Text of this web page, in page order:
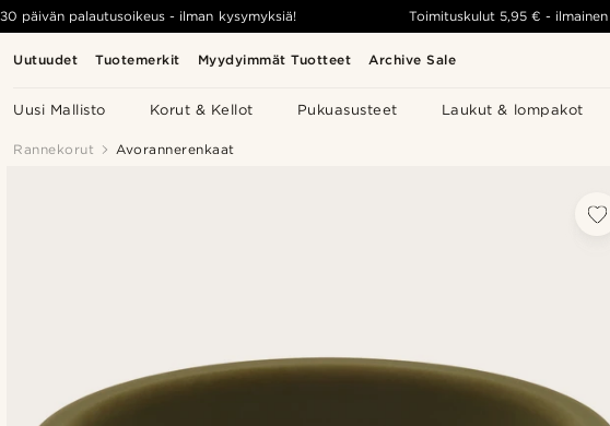
Uutuudet Tuotemerkit Myydyimmät Tuotteet Archive Sale
Uusi Mallisto Korut & Kellot Pukuasusteet Laukut & lompakot
30 päivän palautusoikeus - ilman kysymyksiä! Toimituskulut 5,95 € -
Rannekorut Avorannerenkaat